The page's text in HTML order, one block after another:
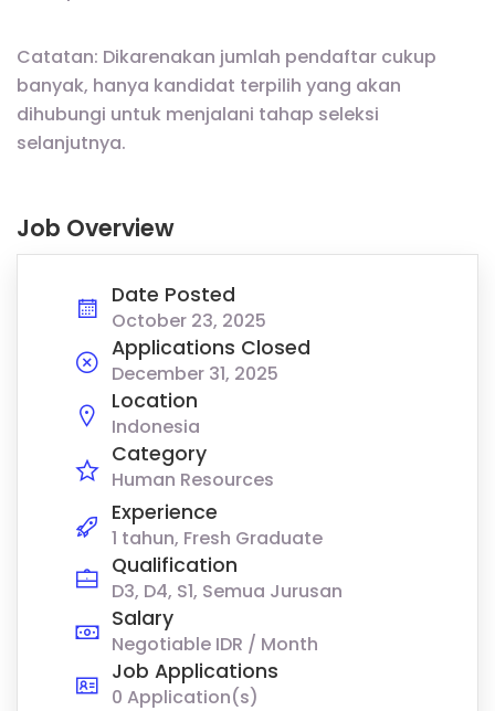
Catatan: Dikarenakan jumlah pendaftar cukup
banyak, hanya kandidat terpilih yang akan
dihubungi untuk menjalani tahap seleksi
selanjutnya.
Job Overview
Date Posted
October 23, 2025
Applications Closed
December 31, 2025
Location
Indonesia
Category
Human Resources
Experience
1 tahun, Fresh Graduate
Qualification
D3, D4, S1, Semua Jurusan
Salary
Negotiable IDR / Month
Job Applications
0 Application(s)